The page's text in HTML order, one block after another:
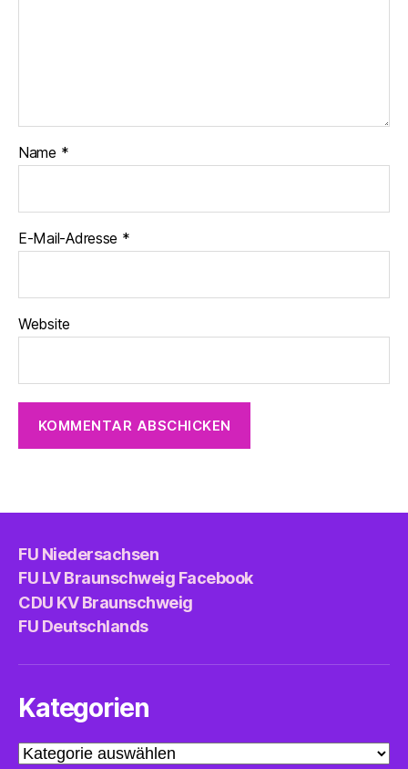
Name *
E-Mail-Adresse *
Website
FU Niedersachsen
FU LV Braunschweig Facebook
CDU KV Braunschweig
FU Deutschlands
Kategorien
Kategorien